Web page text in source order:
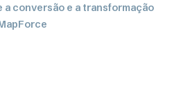
conversão e a transformação